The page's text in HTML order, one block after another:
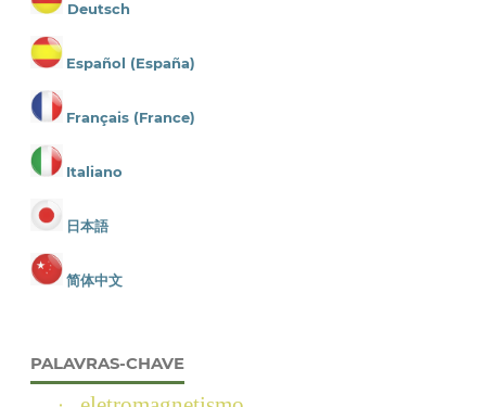
Deutsch
Español (España)
Français (France)
Italiano
日本語
简体中文
PALAVRAS-CHAVE